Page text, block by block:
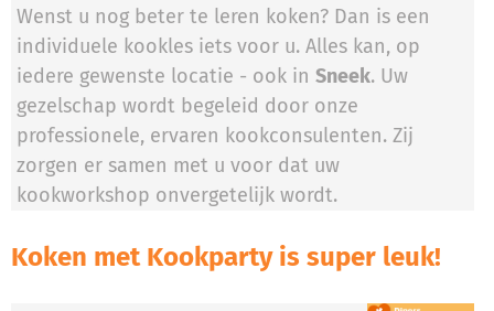
Wenst u nog beter te leren koken? Dan is een
individuele kookles iets voor u. Alles kan, op
iedere gewenste locatie - ook in Sneek. Uw
gezelschap wordt begeleid door onze
professionele, ervaren kookconsulenten. Zij
zorgen er samen met u voor dat uw
kookworkshop onvergetelijk wordt.
Koken met Kookparty is super leuk!